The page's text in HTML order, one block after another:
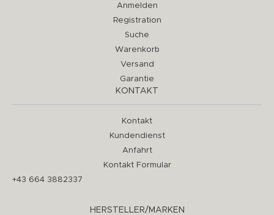
Anmelden
Registration
Suche
Warenkorb
Versand
Garantie
KONTAKT
Kontakt
Kundendienst
Anfahrt
Kontakt Formular
+43 664 3882337
HERSTELLER/MARKEN